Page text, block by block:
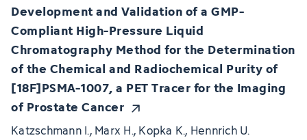
Development and Validation of a GMP-
Compliant High-Pressure Liquid
Chromatography Method for the Determination
of the Chemical and Radiochemical Purity of
[18F]PSMA-1007, a PET Tracer for the Imaging
of Prostate Cancer
Katzschmann I., Marx H., Kopka K., Hennrich U.